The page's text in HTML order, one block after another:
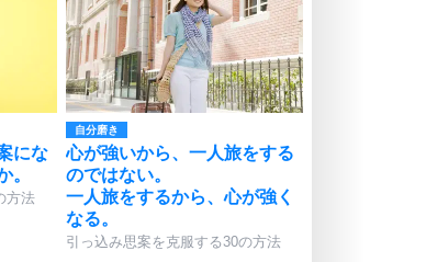
にな
。
方法
自分磨き
心が強いから、一人旅をする
のではない。
一人旅をするから、心が強く
なる。
引っ込み思案を克服する30の方法